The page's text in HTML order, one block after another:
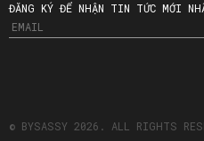
ĐĂNG KÝ ĐỂ NHẬN TIN TỨC MỚI
© BYSASSY 2026. ALL RIGHTS